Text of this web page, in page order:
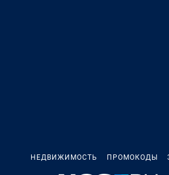
НЕДВИЖИМОСТЬ ПРОМОКОДЫ